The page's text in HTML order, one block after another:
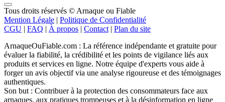
Tous droits réservés © Arnaque ou Fiable
Mention Légale
Politique de Confidentialité
CGU
FAQ À propos Contact| Plan du site
ArnaqueOuFiable.com : La référence indépendante et gratuite pour
évaluer la fiabilité, la crédibilité et les points de vigilance liés aux
produits et services en ligne. Notre équipe d'experts vous aide à
forger un avis objectif via une analyse rigoureuse et des témoignages
authentiques.
Son but : Contribuer à la protection des consommateurs face aux
arnaques, aux pratiques trompeuses et à la désinformation en ligne